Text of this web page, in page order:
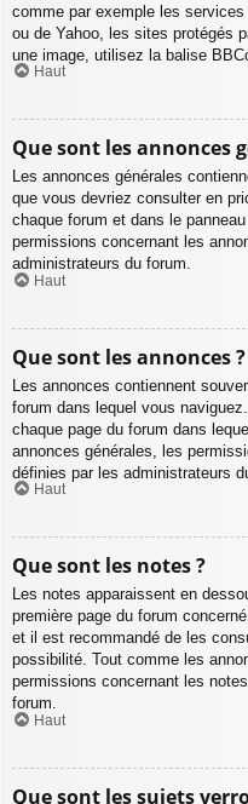
comme par exemple les
ou de Yahoo, les sites protégés
une image, utilisez la balise
Haut
Que sont les annonces
Les annonces générales
que vous devriez consulter en
chaque forum et dans le
permissions concernant les
administrateurs du forum.
Haut
Que sont les annonces ?
Les annonces contiennent
forum dans lequel vous
chaque page du forum dans
annonces générales, les
définies par les administrateurs
Haut
Que sont les notes ?
Les notes apparaissent en
première page du forum
et il est recommandé de les
possibilité. Tout comme les
permissions concernant les
forum.
Haut
Que sont les sujets